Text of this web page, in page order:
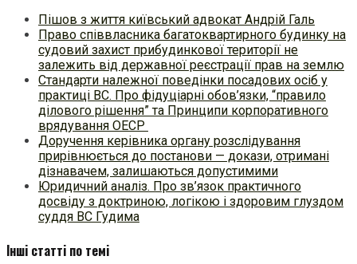
Пішов з життя київський адвокат Андрій Галь
Право співвласника багатоквартирного будинку на
судовий захист прибудинкової території не
залежить від державної реєстрації прав на землю
Стандарти належної поведінки посадових осіб у
практиці ВC. Про фідуціарні обов’язки, “правило
ділового рішення” та Принципи корпоративного
врядування ОЕСР
Доручення керівника органу розслідування
прирівнюється до постанови — докази, отримані
дізнавачем, залишаються допустимими
Юридичний аналіз. Про зв’язок практичного
досвіду з доктриною, логікою і здоровим глуздом
суддя ВС Гудима
Інші статті по темі